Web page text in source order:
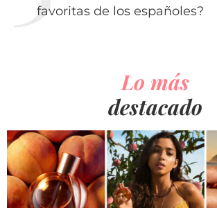
favoritas de los españoles?
Lo más
destacado